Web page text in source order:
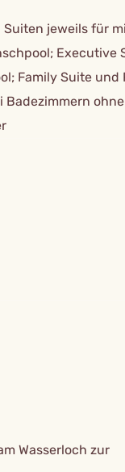
Suiten jeweils für
Executive
Family Suite und
ohne
Wasserloch zur